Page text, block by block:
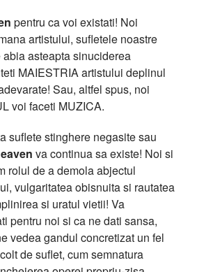
pentru ca voi existati! Noi
artistului, sufletele noastre
asteapta sinuciderea
MAIESTRIA artistului deplinul
Sau, altfel spus, noi
voi faceti MUZICA.
suflete stinghere negasite sau
va continua sa existe! Noi si
rolul de a demola abjectul
vulgaritatea obisnuita si rautatea
si uratul vietii! Va
pentru noi si ca ne dati sansa,
vedea gandul concretizat un fel
de suflet, cum semnatura